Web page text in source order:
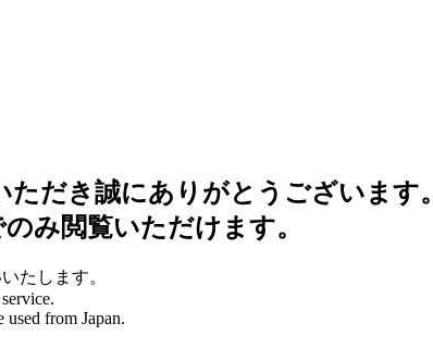
だき誠にありがとうございます。
み閲覧いただけます。
たします。
from Japan.